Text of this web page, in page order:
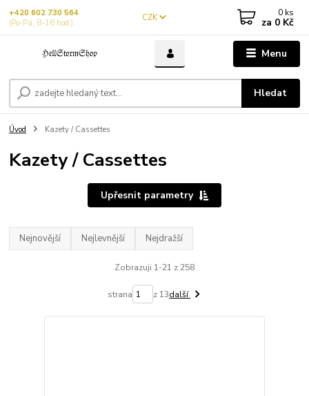
Menu
CZK
Hledat
+420 602 730 564
(Po-Pá, 8-16 hod.)
0 ks
za 0 Kč
Úvod Kazety / Cassettes
Kazety / Cassettes
Upřesnit parametry
Nejnovější Nejlevnější Nejdražší
Zobrazuji 1-21 z 258
strana z 13další